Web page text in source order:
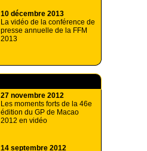
10 décembre 2013
La vidéo de la conférence de
presse annuelle de la FFM
2013
27 novembre 2012
Les moments forts de la 46e
édition du GP de Macao
2012 en vidéo
14 septembre 2012